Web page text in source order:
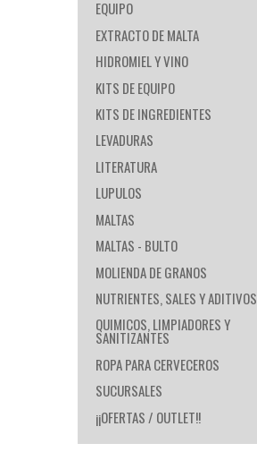
EQUIPO
EXTRACTO DE MALTA
HIDROMIEL Y VINO
KITS DE EQUIPO
KITS DE INGREDIENTES
LEVADURAS
LITERATURA
LUPULOS
MALTAS
MALTAS - BULTO
MOLIENDA DE GRANOS
NUTRIENTES, SALES Y ADITIVOS
QUIMICOS, LIMPIADORES Y
SANITIZANTES
ROPA PARA CERVECEROS
SUCURSALES
¡¡OFERTAS / OUTLET!!